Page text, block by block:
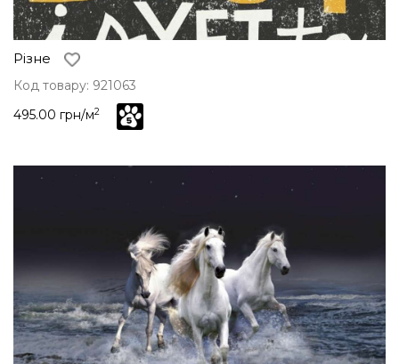
Різне
Код товару: 921063
495.00 грн/м2